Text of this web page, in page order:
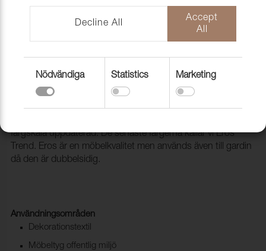
Tyg Eros 26 Beige
1008326
färgskala uppdaterad. De senaste färgerna kallar vi Eros
Trend. Eros är en möbelkvalitet men används även till gardin
då den är dubbelsidig.
Användningsområden
Dekorationstextil
Möbeltyg offentlig miljö
Decline All
Accept
All
Nödvändiga Statistics Marketing